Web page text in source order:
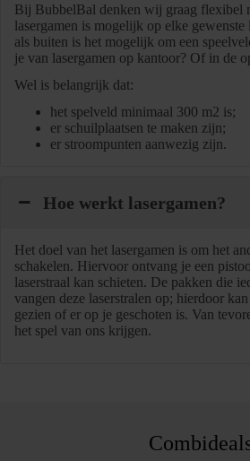
Bij BubbelBal denken wij graag flexibel
lasergamen is mogelijk op elke
als buiten is het mogelijk om een
je van lasergamen op kantoor? Of in de
Wel is belangrijk dat:
het spelveld minimaal 300 m2 is;
er schuilplaatsen te maken zijn;
er stroompunten aanwezig zijn.
Hoe werkt lasergamen?
Het doel van het lasergamen is om het
schakelen. Hiervoor ontvang je een
laserstraal kan schieten. De pakken die
vangen deze laserstralen op; hierdoor
gezien of er op je geschoten is. Van
het spel van ons krijgen.